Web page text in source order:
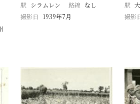
駅 シラムレン 路線 なし
撮影日
1939年7月
駅
撮影